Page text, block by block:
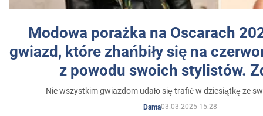
Modowa porażka na Oscarach
gwiazd, które zhańbiły się na
z powodu swoich stylistów.
Nie wszystkim gwiazdom udało się trafić w dziesiątkę ze
Dama03.03.2025 15:28